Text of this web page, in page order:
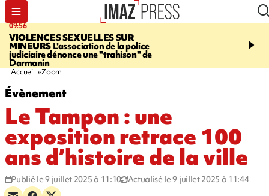
09:56
VIOLENCES SEXUELLES SUR
MINEURS L'association de la police
judiciaire dénonce une "trahison" de
Darmanin
12:19
grièvement blessé à
Accueil Zoom
Évènement
Le Tampon : une
exposition retrace 100
ans d’histoire de la ville
Publié le 9 juillet 2025 à 11:10 Actualisé le 9 juillet 2025 à 11:44